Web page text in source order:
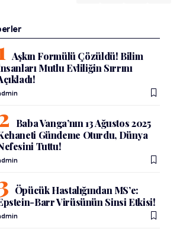
Aşkın Formülü Çözüldü! Bilim
Mutlu Evliliğin Sırrını
Baba Vanga’nın 13 Ağustos 2025
Gündeme Oturdu, Dünya
Tuttu!
Öpücük Hastalığından MS’e:
Barr Virüsünün Sinsi Etkisi!